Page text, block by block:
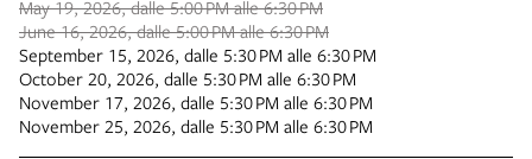
May 19, 2026, dalle 5:00 PM alle 6:30 PM
June 16, 2026, dalle 5:00 PM alle 6:30 PM
September 15, 2026, dalle 5:30 PM alle 6:30 PM
October 20, 2026, dalle 5:30 PM alle 6:30 PM
November 17, 2026, dalle 5:30 PM alle 6:30 PM
November 25, 2026, dalle 5:30 PM alle 6:30 PM